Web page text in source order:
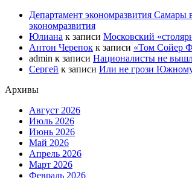
Департамент экономразвития Самары
экономразвития
Юлиана к записи Московский
Антон Черепок к записи «Том Сойер
admin к записи Националисты не
Сергей к записи Или не грози Южному
Архивы
Август 2026
Июль 2026
Июнь 2026
Май 2026
Апрель 2026
Март 2026
Февраль 2026